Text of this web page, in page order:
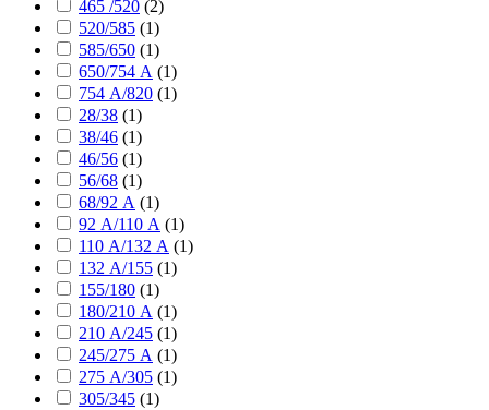
465 /520 (2)
520/585 (1)
585/650 (1)
650/754 А (1)
754 А/820 (1)
28/38 (1)
38/46 (1)
46/56 (1)
56/68 (1)
68/92 А (1)
92 А/110 А (1)
110 А/132 А (1)
132 А/155 (1)
155/180 (1)
180/210 А (1)
210 А/245 (1)
245/275 А (1)
275 А/305 (1)
305/345 (1)